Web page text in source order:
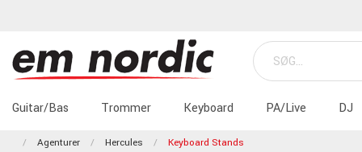
Guitar/Bas Trommer Keyboard PA/Live DJ
Agenturer Hercules Keyboard Stands